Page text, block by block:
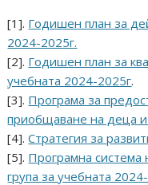
[1]. Годишен план за
2024-2025г.
[2]. Годишен план за
учебната 2024-2025г.
[3]. Програма за
приобщаване на деца
[4].Стратегия за
[5]. Програмна система
група за учебната